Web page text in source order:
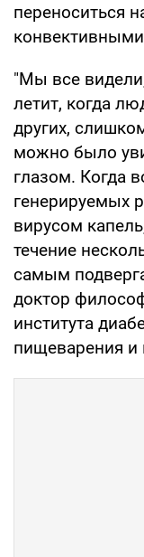
переноситься
"Мы все
летит, когда
других,
можно было
глазом. Когда
генерируемых
вирусом
течение
самым
доктор
института
пищеварения и